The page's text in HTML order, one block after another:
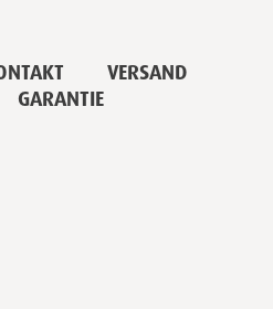
VERSAND
GARANTIE